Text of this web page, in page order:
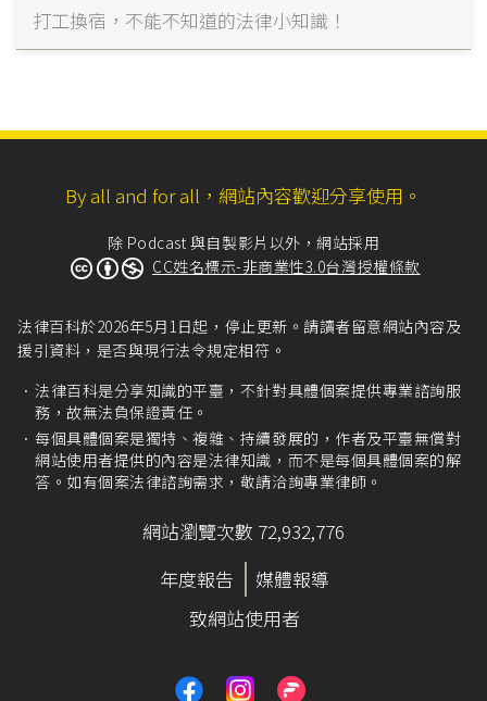
打工換宿，不能不知道的法律小知識！
By all and for all，網站內容歡迎分享使用。
除 Podcast 與自製影片以外，網站採用
CC姓名標示-非商業性3.0台灣授權條款
法律百科於2026年5月1日起，停止更新。請讀者留意網站內容及
援引資料，是否與現行法令規定相符。
法律百科是分享知識的平臺，不針對具體個案提供專業諮詢服
務，故無法負保證責任。
每個具體個案是獨特、複雜、持續發展的，作者及平臺無償對
網站使用者提供的內容是法律知識，而不是每個具體個案的解
答。如有個案法律諮詢需求，敬請洽詢專業律師。
網站瀏覽次數 72,932,776
年度報告
媒體報導
致網站使用者